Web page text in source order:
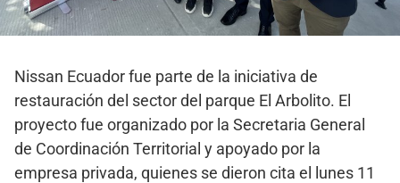
Nissan Ecuador fue parte de la iniciativa de
restauración del sector del parque El Arbolito. El
proyecto fue organizado por la Secretaria General
de Coordinación Territorial y apoyado por la
empresa privada, quienes se dieron cita el lunes 11